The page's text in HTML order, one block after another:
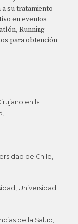
su tratamiento
en eventos
Running
para obtención
en la
de Chile,
Universidad
de la Salud,